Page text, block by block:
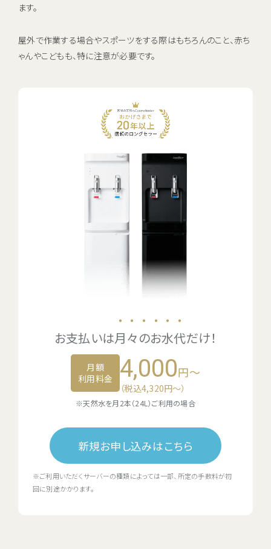
ます。
屋外で作業する場合やスポーツをする際はもちろんのこと、赤ち
ゃんやこどもも、特に注意が必要です。
お支払いは月々のお水代
・・・・・・
だけ！
月額
利用料金
4,000円～
（税込4,320円〜）
※天然水を月2本（24L）ご利用の場合
新規お申し込みはこちら
※ご利用いただくサーバーの種類によっては一部、所定の手数料が初
回に別途かかります。